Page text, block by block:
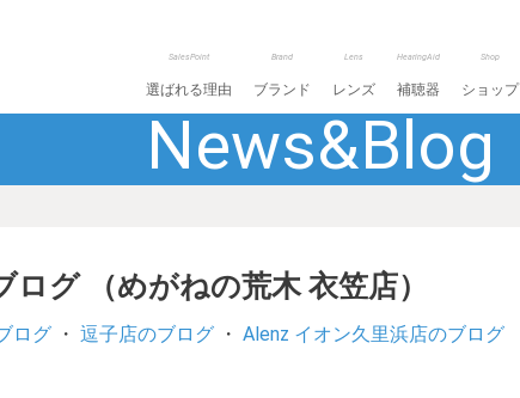
SalesPoint
選ばれる理由
Brand
ブランド
Lens
レンズ
HearingAid
補聴器
Shop
ショップ
News&Blog
ログ （めがねの荒木 衣笠店）
ログ・ 逗子店のブログ・ Alenz イオン久里浜店のブログ